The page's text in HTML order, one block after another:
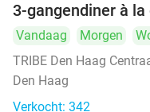
3-gangendiner à
Vandaag Morgen
TRIBE Den Haag
Den Haag
Verkocht: 342